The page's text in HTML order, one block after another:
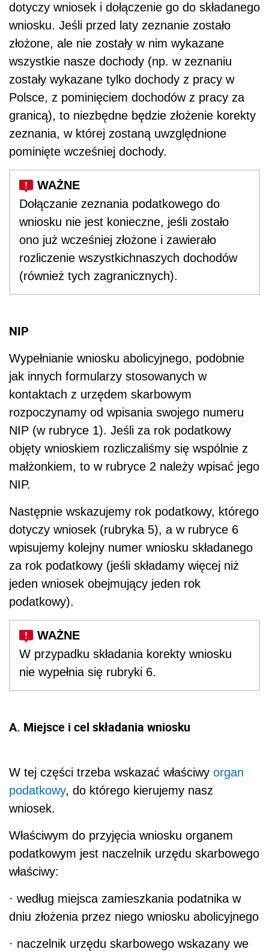
dotyczy wniosek i dołączenie go do składanego
wniosku. Jeśli przed laty zeznanie zostało
złożone, ale nie zostały w nim wykazane
wszystkie nasze dochody (np. w zeznaniu
zostały wykazane tylko dochody z pracy w
Polsce, z pominięciem dochodów z pracy za
granicą), to niezbędne będzie złożenie korekty
zeznania, w której zostaną uwzględnione
pominięte wcześniej dochody.
Dołączanie zeznania podatkowego do
wniosku nie jest konieczne, jeśli zostało
ono już wcześniej złożone i zawierało
rozliczenie wszystkichnaszych dochodów
(również tych zagranicznych).
NIP
Wypełnianie wniosku abolicyjnego, podobnie
jak innych formularzy stosowanych w
kontaktach z urzędem skarbowym
rozpoczynamy od wpisania swojego numeru
NIP (w rubryce 1). Jeśli za rok podatkowy
objęty wnioskiem rozliczaliśmy się wspólnie z
małżonkiem, to w rubryce 2 należy wpisać jego
NIP.
Następnie wskazujemy rok podatkowy, którego
dotyczy wniosek (rubryka 5), a w rubryce 6
wpisujemy kolejny numer wniosku składanego
za rok podatkowy (jeśli składamy więcej niż
jeden wniosek obejmujący jeden rok
podatkowy).
W przypadku składania korekty wniosku
nie wypełnia się rubryki 6.
A. Miejsce i cel składania wniosku
W tej części trzeba wskazać właściwy organ
podatkowy, do którego kierujemy nasz
wniosek.
Właściwym do przyjęcia wniosku organem
podatkowym jest naczelnik urzędu skarbowego
właściwy:
· według miejsca zamieszkania podatnika w
dniu złożenia przez niego wniosku abolicyjnego
· naczelnik urzędu skarbowego wskazany we